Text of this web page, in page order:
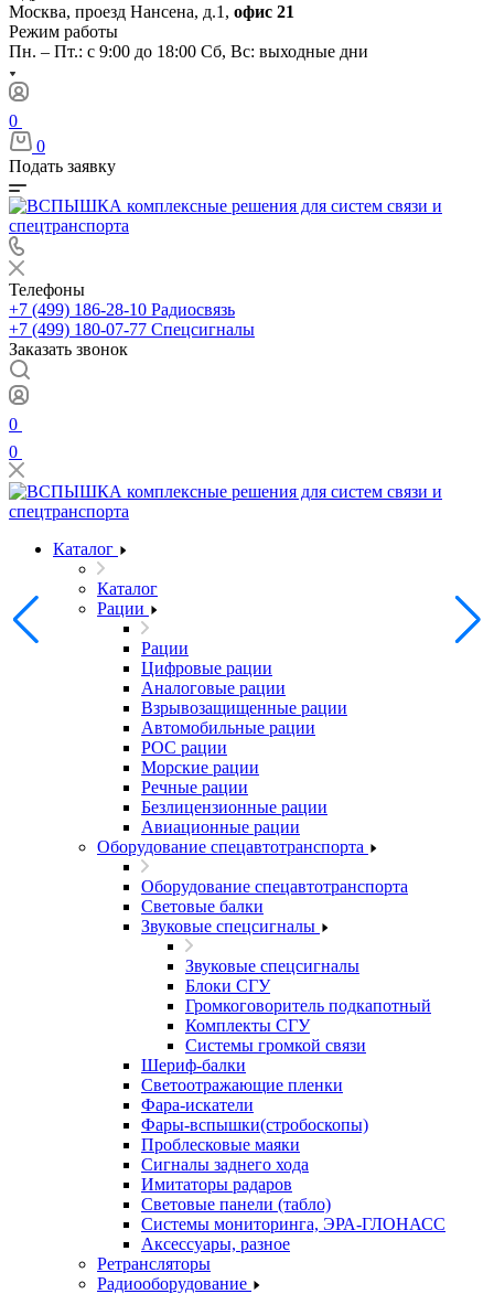
Москва, проезд Нансена, д.1, офис 21
Режим работы
Пн. – Пт.: с 9:00 до 18:00 Cб, Вс: выходные дни
0
0
Подать заявку
Телефоны
+7 (499) 186-28-10 Радиосвязь
+7 (499) 180-07-77 Спецсигналы
Заказать звонок
0
0
Каталог
Каталог
Рации
Рации
Цифровые рации
Аналоговые рации
Взрывозащищенные рации
Автомобильные рации
POC рации
Морские рации
Речные рации
Безлицензионные рации
Авиационные рации
Оборудование спецавтотранспорта
Оборудование спецавтотранспорта
Световые балки
Звуковые спецсигналы
Звуковые спецсигналы
Блоки СГУ
Громкоговоритель подкапотный
Комплекты СГУ
Системы громкой связи
Шериф-балки
Светоотражающие пленки
Фара-искатели
Фары-вспышки(стробоскопы)
Проблесковые маяки
Сигналы заднего хода
Имитаторы радаров
Световые панели (табло)
Системы мониторинга, ЭРА-ГЛОНАСС
Аксессуары, разное
Ретрансляторы
Радиооборудование